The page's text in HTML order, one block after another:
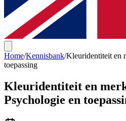
Home/Kennisbank/Kleuridentiteit en
toepassing
Kleuridentiteit en
Psychologie en